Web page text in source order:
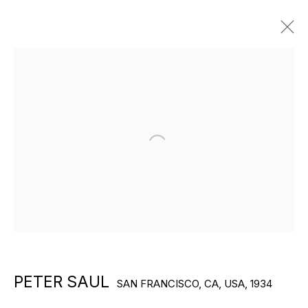
ХУДОЖНИКИ ГАЛЕРЕИ
PETER SAUL SAN FRANCISCO, CA, USA, 1934